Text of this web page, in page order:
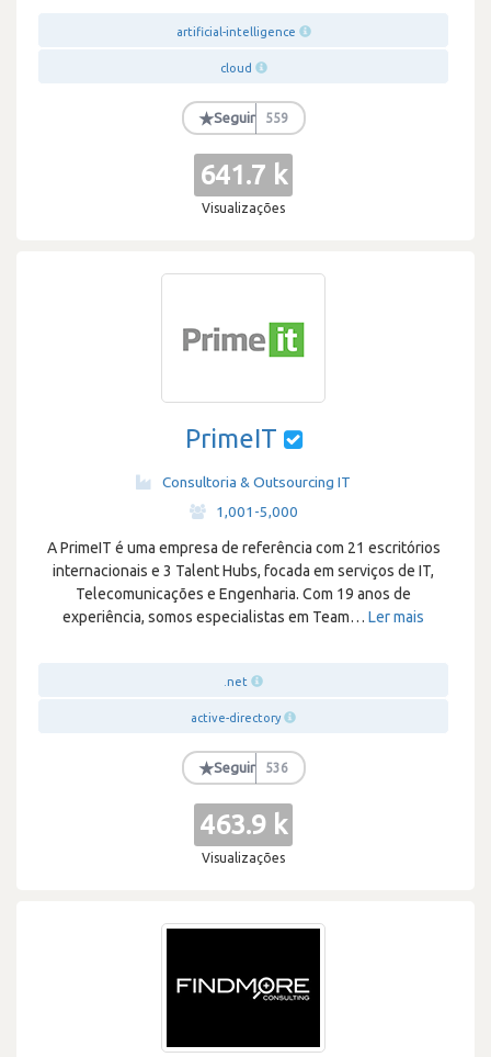
artificial-intelligence
cloud
★Seguir 559
641.7 k
Visualizações
PrimeIT
Consultoria & Outsourcing IT
1,001-5,000
A PrimeIT é uma empresa de referência com 21 escritórios
internacionais e 3 Talent Hubs, focada em serviços de IT,
Telecomunicações e Engenharia. Com 19 anos de
experiência, somos especialistas em Team… Ler mais
.net
active-directory
★Seguir 536
463.9 k
Visualizações